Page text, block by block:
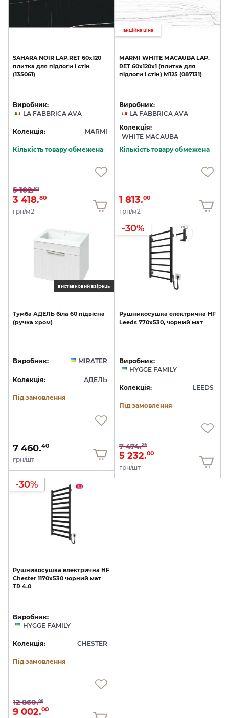
SAHARA NOIR LAP.RET 60х120
плитка для підлоги і стін
(135061)
Виробник:
LA FABBRICA AVA
Колекція: MARMI
Кількість товару обмежена
5 102.69
3 418.80
грн/м2
акційна ціна
MARMI WHITE MACAUBA LAP.
RET 60х120х1 (плитка для
підлоги і стін) M125 (087131)
Виробник:
LA FABBRICA AVA
Колекція:
WHITE MACAUBA
Кількість товару обмежена
1 813.00
грн/м2
виставковий взірець
Тумба АДЕЛЬ біла 60 підвісна
(ручка хром)
Виробник: MIRATER
Колекція: АДЕЛЬ
Під замовлення
7 460.40
грн/шт
-30%
Рушникосушка електрична HF
Leeds 770х530, чорний мат
Виробник:
HYGGE FAMILY
Колекція: LEEDS
Під замовлення
7 474.29
5 232.00
грн/шт
-30%
Рушникосушка електрична HF
Chester 1170x530 чорний мат
TR 4.0
Виробник:
HYGGE FAMILY
Колекція: CHESTER
Під замовлення
12 860.00
9 002.00